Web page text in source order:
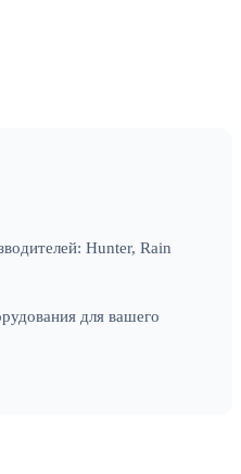
Hunter, Rain
для вашего